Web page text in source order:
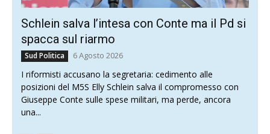
Schlein salva l’intesa con Conte ma il Pd si
spacca sul riarmo
Sud Politica 6 Agosto 2026
I riformisti accusano la segretaria: cedimento alle
posizioni del M5S Elly Schlein salva il compromesso con
Giuseppe Conte sulle spese militari, ma perde, ancora
una...